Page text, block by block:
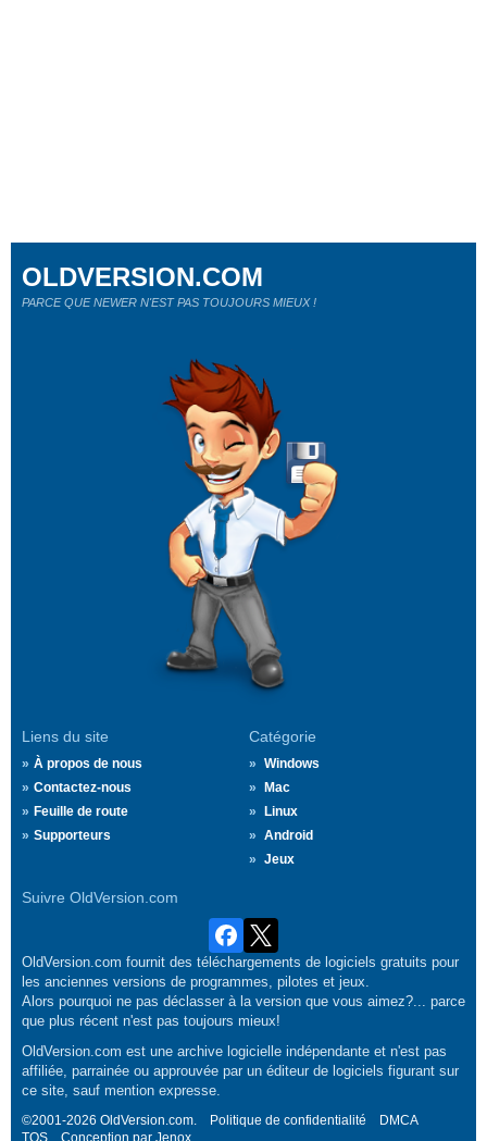
Liens du site
À propos de nous
Contactez-nous
Feuille de route
Supporteurs
Catégorie
Windows
Mac
Linux
Android
Jeux
Suivre OldVersion.com
OLDVERSION.COM
PARCE QUE NEWER N'EST PAS TOUJOURS MIEUX !
OldVersion.com fournit des téléchargements de logiciels gratuits pour
les anciennes versions de programmes, pilotes et jeux.
Alors pourquoi ne pas déclasser à la version que vous aimez?... parce
que plus récent n'est pas toujours mieux!
OldVersion.com est une archive logicielle indépendante et n'est pas
affiliée, parrainée ou approuvée par un éditeur de logiciels figurant sur
ce site, sauf mention expresse.
©2001-2026 OldVersion.com. Politique de confidentialité
DMCA
TOS
Conception par Jenox